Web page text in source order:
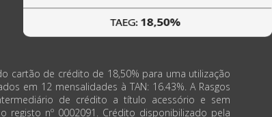
cartão de crédito de 18,50% para uma utilização
em 12 mensalidades à TAN: 16.43%. A Rasgos
de crédito a título acessório e sem
registo nº 0002091. Crédito disponibilizado pela